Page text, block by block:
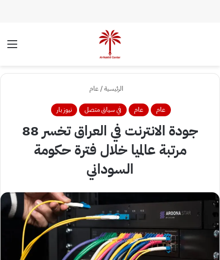
الرئيسية/عام
عام عام في سياق متصل نيوز بار
جودة الانترنت في العراق تخسر 88
مرتبة عالميا خلال فترة حكومة
السوداني